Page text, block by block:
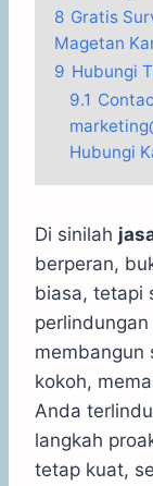
8 Gratis
Magetan
9 Hubungi
9.1
Hubungi
Di sinilah
berperan,
biasa, tetapi
membangun
kokoh,
Anda
langkah
tetap kuat,